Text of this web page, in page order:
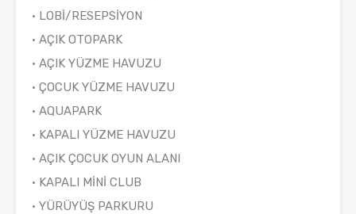
• LOBİ/RESEPSİYON
• AÇIK OTOPARK
• AÇIK YÜZME HAVUZU
• ÇOCUK YÜZME HAVUZU
• AQUAPARK
• KAPALI YÜZME HAVUZU
• AÇIK ÇOCUK OYUN ALANI
• KAPALI MİNİ CLUB
• YÜRÜYÜŞ PARKURU